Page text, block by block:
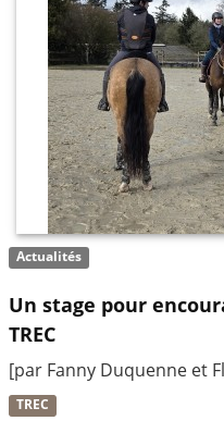
Actualités
Un stage pour
TREC
[par Fanny Duquenne et
TREC